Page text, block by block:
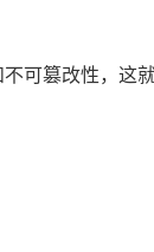
可篡改性，这